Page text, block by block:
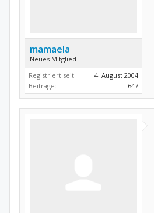
mamaela
Neues Mitglied
Registriert seit:
4. August 2004
Beiträge:
647